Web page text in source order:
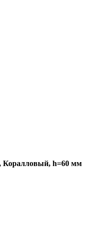
Коралловый, h=60 мм